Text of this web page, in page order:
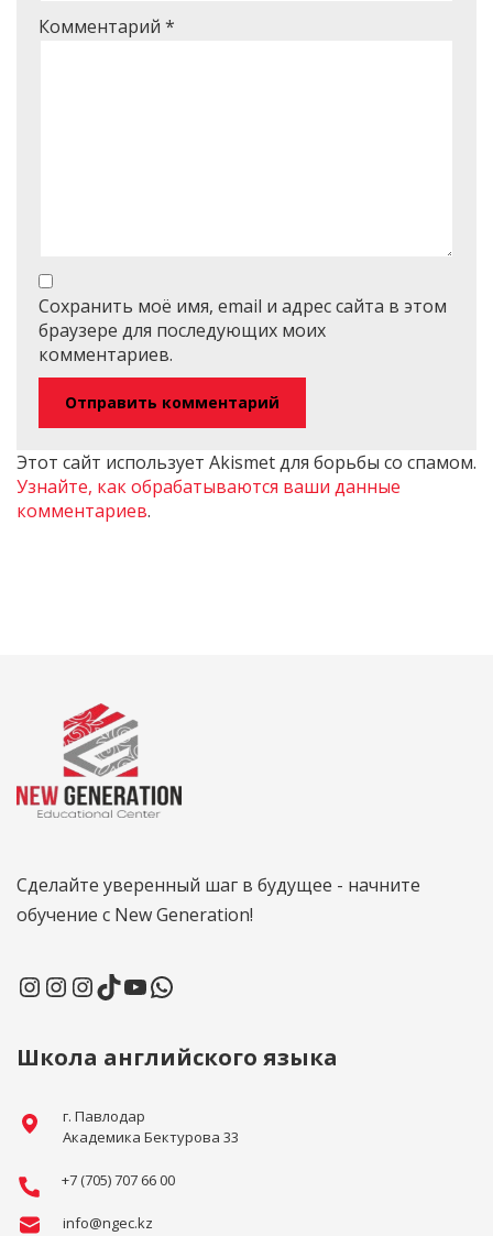
Комментарий *
Сохранить моё имя, email и адрес сайта в этом
браузере для последующих моих
комментариев.
Этот сайт использует Akismet для борьбы со спамом.
Узнайте, как обрабатываются ваши данные
комментариев.
Сделайте уверенный шаг в будущее - начните
обучение с New Generation!
Школа английского языка
г. Павлодар
Академика Бектурова 33
+7 (705) 707 66 00
info@ngec.kz